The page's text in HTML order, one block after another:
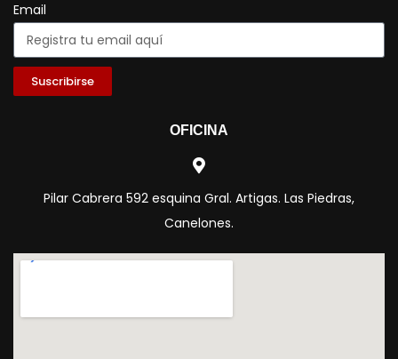
Email
Suscribirse
OFICINA
Pilar Cabrera 592 esquina Gral. Artigas. Las Piedras,
Canelones.